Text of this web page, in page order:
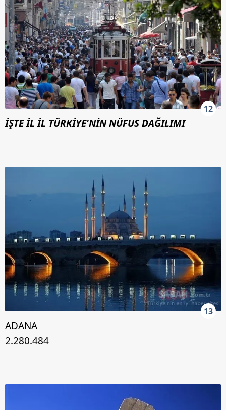
vasıtasıyla belirleyebilirsiniz. Çerezlere ilişkin detaylı bilgi
için Ayarlar butonuna tıklayabilir,Çerez Bilgilendirme
Metnimiziziyaret edebilirsiniz.
6698 sayılı Kişisel Verilerin Korunması Kanunu uyarınca
hazırlanmış Aydınlatma Metnimizi okumak ve sitemizde
ilgili mevzuata uygun olarak kullanılan çerezlerle ilgili bilgi
almak için lütfentıklayınız.
12
İŞTE İL İL TÜRKİYE'NİN NÜFUS DAĞILIMI
13
ADANA
2.280.484